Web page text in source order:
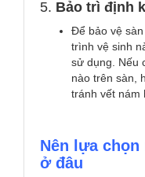
5. Bảo trì định
Để bảo vệ
trình vệ sinh
sử dụng. Nếu
nào trên sàn,
tránh vết nám
Nên lựa chọn
ở đâu